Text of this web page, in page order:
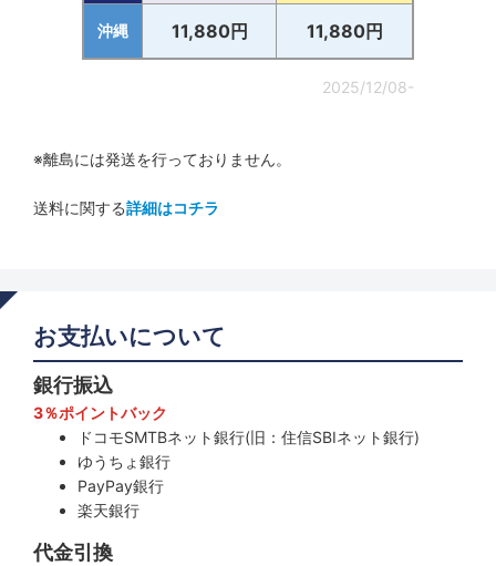
沖縄 11,880円 11,880円
2025/12/08-
※離島には発送を行っておりません。
送料に関する詳細はコチラ
お支払いについて
銀行振込
3％ポイントバック
ドコモSMTBネット銀行(旧：住信SBIネット銀行)
ゆうちょ銀行
PayPay銀行
楽天銀行
代金引換